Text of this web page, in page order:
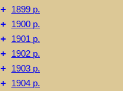
+ 1899 р.
+ 1900 р.
+ 1901 р.
+ 1902 р.
+ 1903 р.
+ 1904 р.